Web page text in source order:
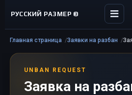
РУССКИЙ РАЗМЕР ©
Главная страница Заявки на разбан
UNBAN REQUEST
Заявка на